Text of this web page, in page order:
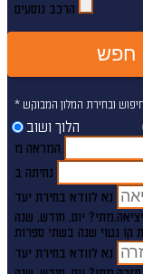
הרכב נוסעים
חפש
הלוך ושוב
המראה מ
נחיתה ב
נא לוודא בחירת יעד
קו נטוי שנה בשתי ספרות
נא לוודא בחירת יעד